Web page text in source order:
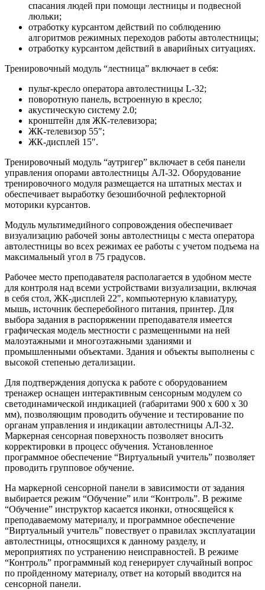
спасания людей при помощи лестницы и подвесной
люльки;
отработку курсантом действий по соблюдению
алгоритмов режимных переходов работы автолестницы;
отработку курсантом действий в аварийных ситуациях.
Тренировочный модуль “лестница” включает в себя:
пульт-кресло оператора автолестницы L-32;
поворотную панель, встроенную в кресло;
акустическую систему 2.0;
кронштейн для ЖК-телевизора;
ЖК-телевизор 55″;
ЖК-дисплей 15″.
Тренировочный модуль “аутригер” включает в себя панели
управления опорами автолестницы АЛ-32. Оборудование
тренировочного модуля размещается на штатных местах и
обеспечивает выработку безошибочной рефлекторной
моторики курсантов.
Модуль мультимедийного сопровождения обеспечивает
визуализацию рабочей зоны автолестницы с места оператора
автолестницы во всех режимах ее работы с учетом подъема на
максимальный угол в 75 градусов.
Рабочее место преподавателя располагается в удобном месте
для контроля над всеми устройствами визуализации, включая
в себя стол, ЖК-дисплей 22″, компьютерную клавиатуру,
мышь, источник бесперебойного питания, принтер. Для
выбора задания в распоряжении преподавателя имеется
графическая модель местности с размещенными на ней
малоэтажными и многоэтажными зданиями и
промышленными объектами. Здания и объекты выполнены с
высокой степенью детализации.
Для подтверждения допуска к работе с оборудованием
тренажер оснащен интерактивным сенсорным модулем со
светодинамической индикацией (габаритами 900 х 600 х 30
мм), позволяющим проводить обучение и тестирование по
органам управления и индикации автолестницы АЛ-32.
Маркерная сенсорная поверхность позволяет вносить
корректировки в процесс обучения. Установленное
программное обеспечение “Виртуальный учитель” позволяет
проводить групповое обучение.
На маркерной сенсорной панели в зависимости от задания
выбирается режим “Обучение” или “Контроль”. В режиме
“Обучение” инструктор касается иконки, относящейся к
преподаваемому материалу, и программное обеспечение
“Виртуальный учитель” повествует о правилах эксплуатации
автолестницы, относящихся к данному разделу, и
мероприятиях по устранению неисправностей. В режиме
“Контроль” программный код генерирует случайный вопрос
по пройденному материалу, ответ на который вводится на
сенсорной панели.